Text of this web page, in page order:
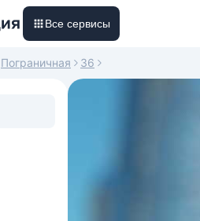
Все сервисы
Пограничная 36